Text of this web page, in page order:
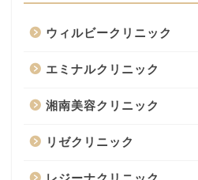
ウィルビークリニック
エミナルクリニック
湘南美容クリニック
リゼクリニック